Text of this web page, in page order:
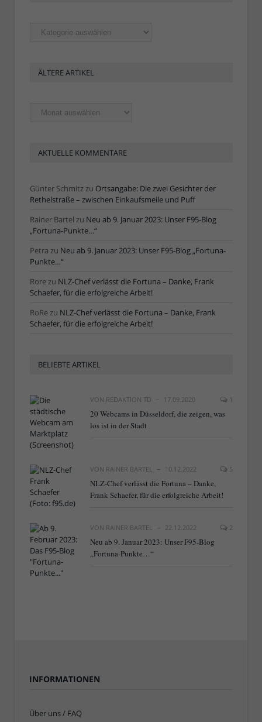
Rubriken
ÄLTERE ARTIKEL
Ältere
Artikel
AKTUELLE KOMMENTARE
Günter Schmitzzu Ortsangabe: Die zwei Gesichter der
Rethelstraße – zwischen Einkaufsmeile und Puff
Rainer Bartel zu Neu ab 9. Januar 2023: Unser F95-Blog
„Fortuna-Punkte…“
Petra zu Neu ab 9. Januar 2023: Unser F95-Blog „Fortuna-
Punkte…“
Rorezu NLZ-Chef verlässt die Fortuna – Danke, Frank
Schaefer, für die erfolgreiche Arbeit!
RoRezu NLZ-Chef verlässt die Fortuna – Danke, Frank
Schaefer, für die erfolgreiche Arbeit!
BELIEBTE ARTIKEL
VON REDAKTION TD 17.09.2020 1
20 Webcams in Düsseldorf, die zeigen, was
los ist in der Stadt
VON RAINER BARTEL 10.12.2022 5
NLZ-Chef verlässt die Fortuna – Danke,
Frank Schaefer, für die erfolgreiche Arbeit!
VON RAINER BARTEL 22.12.2022 2
Neu ab 9. Januar 2023: Unser F95-Blog
„Fortuna-Punkte…“
INFORMATIONEN
Über uns / FAQ